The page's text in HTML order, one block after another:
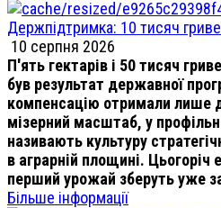
Держпідтримка: 10 тисяч
10 серпня 2026
П'ять гектарів і 50 тисяч
був результат державної
компенсацію отримали лише
мізерний масштаб, у
називають культуру
в аграрній площині. Цьогоріч
перший урожай зберуть уже
Більше інформації